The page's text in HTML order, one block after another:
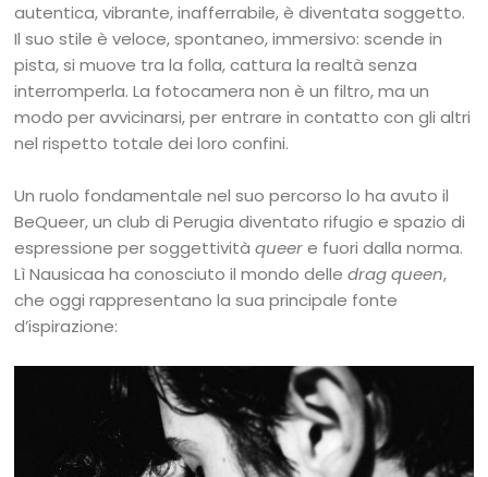
autentica, vibrante, inafferrabile, è diventata soggetto.
Il suo stile è veloce, spontaneo, immersivo: scende in
pista, si muove tra la folla, cattura la realtà senza
interromperla. La fotocamera non è un filtro, ma un
modo per avvicinarsi, per entrare in contatto con gli altri
nel rispetto totale dei loro confini.
Un ruolo fondamentale nel suo percorso lo ha avuto il
BeQueer, un club di Perugia diventato rifugio e spazio di
espressione per soggettivitàqueere fuori dalla norma.
Lì Nausicaa ha conosciuto il mondo delledrag queen,
che oggi rappresentano la sua principale fonte
d’ispirazione: